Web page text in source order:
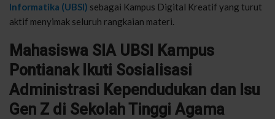
Informatika (UBSI) sebagai Kampus Digital Kreatif yang turut
aktif menyimak seluruh rangkaian materi.
Mahasiswa SIA UBSI Kampus
Pontianak Ikuti Sosialisasi
Administrasi Kependudukan dan Isu
Gen Z di Sekolah Tinggi Agama